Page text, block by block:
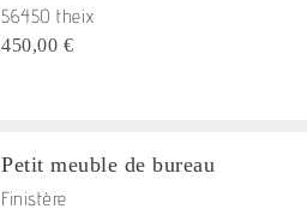
56450 theix
450,00 €
Petit meuble de bureau
Finistère